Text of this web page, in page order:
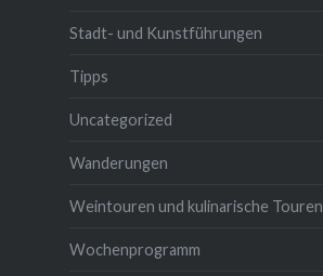
Stadt- und Kunstführungen
Tipps
Uncategorized
Wanderungen
Weintouren und kulinarische Touren
Wochenprogramm